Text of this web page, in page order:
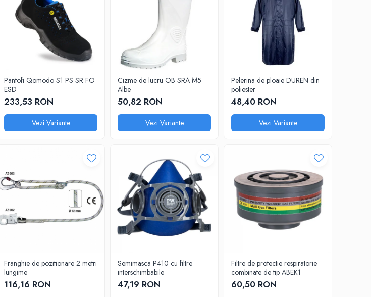
Pantofi Qomodo S1 PS SR FO
ESD
233,53 RON
Vezi Variante
Cizme de lucru OB SRA M5
Albe
50,82 RON
Vezi Variante
Pelerina de ploaie DUREN din
poliester
48,40 RON
Vezi Variante
Franghie de pozitionare 2 metri
lungime
116,16 RON
Semimasca P410 cu filtre
interschimbabile
47,19 RON
Filtre de protectie respiratorie
combinate de tip ABEK1
60,50 RON